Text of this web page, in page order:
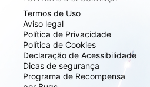
Termos de Uso
Aviso legal
Política de Privacidade
Política de Cookies
Declaração de Acessibilidade
Dicas de segurança
Programa de Recompensa